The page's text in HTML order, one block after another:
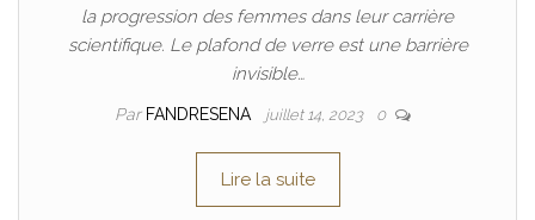
la progression des femmes dans leur carrière
scientifique. Le plafond de verre est une barrière
invisible…
Par FANDRESENA juillet 14, 2023 0
Lire la suite